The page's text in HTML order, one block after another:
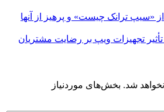
تجهیزات ویپ بر رضایت مشتریان
شد. بخش‌های موردنیاز